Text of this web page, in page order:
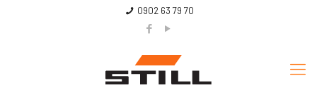
0902 63 79 70